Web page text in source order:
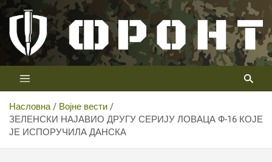
Скип
цонтент
Телевизија ФРОНТ
Први војни канал у Србији
Насловна
Војне вести
ЗЕЛЕНСКИ НАЈАВИО ДРУГУ СЕРИЈУ ЛОВАЦА Ф-16 КОЈЕ
ЈЕ ИСПОРУЧИЛА ДАНСКА